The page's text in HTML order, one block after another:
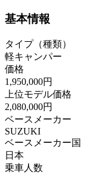
基本情報
タイプ（種類）
軽キャンパー
価格
1,950,000円
上位モデル価格
2,080,000円
ベースメーカー
SUZUKI
ベースメーカー国
日本
乗車人数